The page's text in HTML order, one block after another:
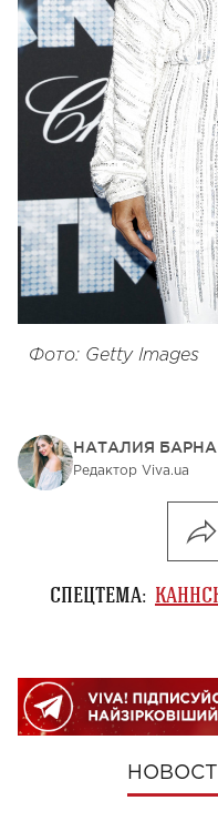
Фото: Getty Images
НАТАЛИЯ БАРНА
Редактор Viva.ua
СПЕЦТЕМА: